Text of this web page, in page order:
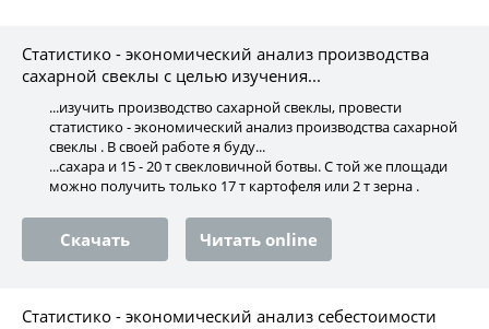
Статистико - экономический анализ производства
сахарной свеклы с целью изучения...
...изучить производство сахарной свеклы, провести
статистико - экономический анализ производства сахарной
свеклы . В своей работе я буду...
...сахара и 15 - 20 т свекловичной ботвы. С той же площади
можно получить только 17 т картофеля или 2 т зерна .
Скачать Читать online
Статистико - экономический анализ себестоимости